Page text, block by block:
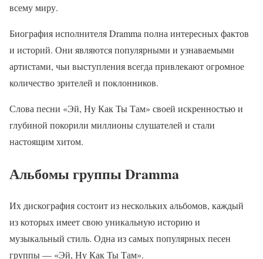
всему миру.
Биография исполнителя Dramma полна интересных фактов
и историй. Они являются популярными и узнаваемыми
артистами, чьи выступления всегда привлекают огромное
количество зрителей и поклонников.
Слова песни «Эй, Ну Как Ты Там» своей искренностью и
глубиной покорили миллионы слушателей и стали
настоящим хитом.
Альбомы группы Dramma
Их дискография состоит из нескольких альбомов, каждый
из которых имеет свою уникальную историю и
музыкальный стиль. Одна из самых популярных песен
группы — «Эй, Ну Как Ты Там».